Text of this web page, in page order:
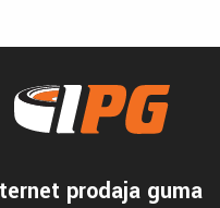
prodaja guma